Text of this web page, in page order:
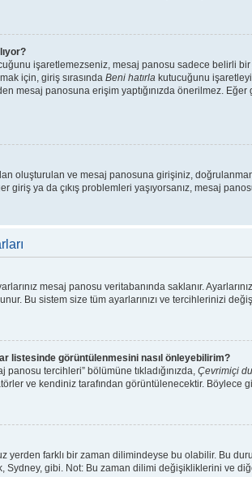
işaretlemezseniz, mesaj panosu sadece belirli bir
için, giriş sırasında Beni hatırla kutucuğunu
mesaj panosuna erişim yaptığınızda önerilmez. Eğer
oluşturulan ve mesaj panosuna girişiniz,
giriş ya da çıkış problemleri yaşıyorsanız, mesaj
mesaj panosu veritabanında saklanır.
Bu sistem size tüm ayarlarınızı ve tercihlerinizi
listesinde görüntülenmesini nasıl önleyebilirim?
tercihleri” bölümüne tıkladığınızda, Çevrimiçi
ve kendiniz tarafından görüntülenecektir. Böylece
yerden farklı bir zaman dilimindeyse bu olabilir. Bu
gibi. Not: Bu zaman dilimi değişikliklerini ve